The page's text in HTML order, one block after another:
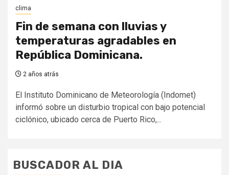
clima
Fin de semana con lluvias y
temperaturas agradables en
República Dominicana.
2 años atrás
El Instituto Dominicano de Meteorología (Indomet)
informó sobre un disturbio tropical con bajo potencial
ciclónico, ubicado cerca de Puerto Rico,...
BUSCADOR AL DIA